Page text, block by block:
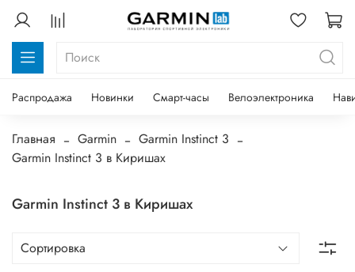
Распродажа Новинки Смарт-часы Велоэлектроника
Главная Garmin
Garmin Instinct 3
Garmin Instinct 3 в Киришах
Garmin Instinct 3 в Киришах